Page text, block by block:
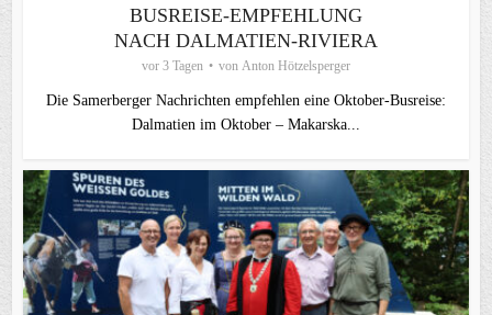
BUSREISE-EMPFEHLUNG
NACH DALMATIEN-RIVIERA
vor 3 Tagen von Anton Hötzelsperger
Die Samerberger Nachrichten empfehlen eine Oktober-Busreise:
Dalmatien im Oktober – Makarska...